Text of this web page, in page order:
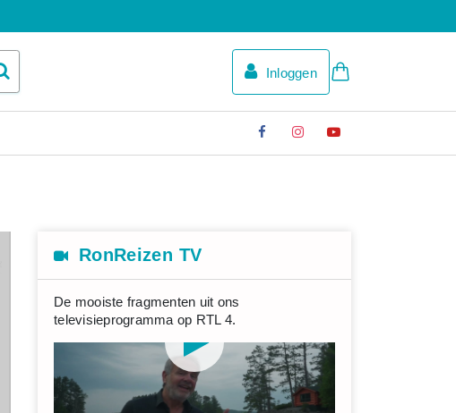
Inloggen
RonReizen TV
De mooiste fragmenten uit ons
televisieprogramma op RTL 4.